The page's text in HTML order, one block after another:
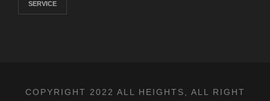
SERVICE
COPYRIGHT 2022 ALL HEIGHTS, ALL RIGHT